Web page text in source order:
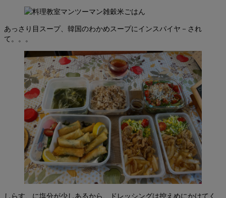
あっさり目スープ、韓国のわかめスープにインスパイヤ－され
て。。。
しらす、に塩分が少しあるから、ドレッシングは控えめにかけてく